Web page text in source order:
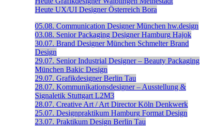
Heute UX/UI Designer Österreich Bora
05.08. Communication Designer München hw.design
03.08. Senior Packaging Designer Hamburg Hajok
30.07. Brand Designer München Schmelter Brand
Design
29.07. Senior Industrial Designer – Beauty Packaging
München Bakic Design
29.07. Grafikdesigner Berlin Tau
28.07. Kommunikationsdesigner – Ausstellung &
Signaletik Stuttgart L2M3
28.07. Creative Art / Art Director Köln Denkwerk
25.07. Designpraktikum Hamburg Format Design
23.07. Praktikum Design Berlin Tau